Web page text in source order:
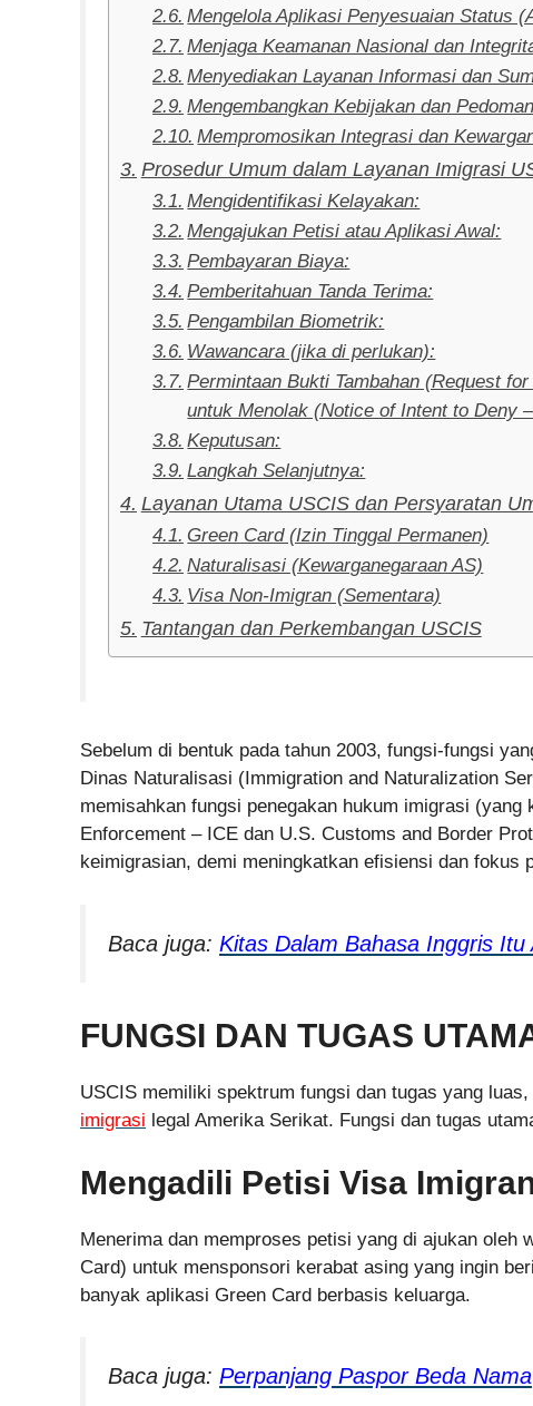
Mengelola Aplikasi Penyesuaian Status
Menjaga Keamanan Nasional dan
Menyediakan Layanan Informasi dan
Mengembangkan Kebijakan dan
Mempromosikan Integrasi dan
Prosedur Umum dalam Layanan Imigrasi
Mengidentifikasi Kelayakan:
Mengajukan Petisi atau Aplikasi Awal:
Pembayaran Biaya:
Pemberitahuan Tanda Terima:
Pengambilan Biometrik:
Wawancara (jika di perlukan):
Permintaan Bukti Tambahan (Request
untuk Menolak (Notice of Intent to Deny
Keputusan:
Langkah Selanjutnya:
Layanan Utama USCIS dan Persyaratan
Green Card (Izin Tinggal Permanen)
Naturalisasi (Kewarganegaraan AS)
Visa Non-Imigran (Sementara)
Tantangan dan Perkembangan USCIS
Sebelum di bentuk pada tahun 2003, fungsi-fungsi
Dinas Naturalisasi (Immigration and Naturalization
memisahkan fungsi penegakan hukum imigrasi
Enforcement – ICE dan U.S. Customs and Border
keimigrasian, demi meningkatkan efisiensi dan fokus
Baca juga: Kitas Dalam Bahasa Inggris
FUNGSI DAN TUGAS
USCIS memiliki spektrum fungsi dan tugas yang
imigrasi legal Amerika Serikat. Fungsi dan tugas
Mengadili Petisi Visa
Menerima dan memproses petisi yang di ajukan oleh
Card) untuk mensponsori kerabat asing yang ingin
banyak aplikasi Green Card berbasis keluarga.
Baca juga: Perpanjang Paspor Beda Nama